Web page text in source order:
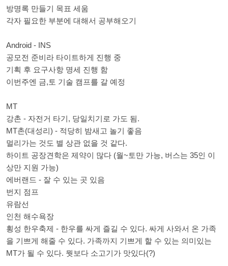
방명록 만들기 목표 세움
각자 필요한 부분에 대해서 공부해오기
Android - INS
공모전 준비라 타이트하게 진행 중
기획 후 요구사항 명세 진행 함
이번주엔 금,토 기술 캠프를 갈 예정
MT
강촌 - 자전거 타기, 당일치기로 가도 됨.
MT촌(대성리) - 적당히 밤새고 놀기 좋음
멀리가는 것도 별 상관 없을 것 같다.
하이트 공장견학은 제약이 많다 (월~토만 가능, 버스는 35인 이
상만 지원 가능)
에버랜드 - 잘 수 있는 곳 있음
번지 점프
유람선
인천 해수욕장
횡성 한우축제 - 한우를 싸게 즐길 수 있다. 싸게 사와서 온 가족
을 기쁘게 해줄 수 있다. 가족까지 기쁘게 할 수 있는 의미있는
MT가 될 수 있다. 뭣보다 소고기가 맛있다(?)